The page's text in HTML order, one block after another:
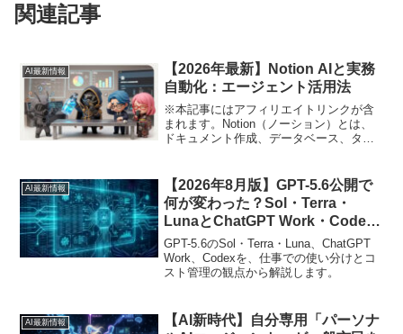
関連記事
AI最新情報
【2026年最新】Notion AIと実務
自動化：エージェント活用法
※本記事にはアフィリエイトリンクが含
まれます。Notion（ノーション）とは、
ドキュメント作成、データベース、タス
ージェントによる業務自動化の中心プラ
ットフォ...
AI最新情報
【2026年8月版】GPT-5.6公開で
何が変わった？Sol・Terra・
LunaとChatGPT Work・Codex
を解説
GPT-5.6のSol・Terra・Luna、ChatGPT
Work、Codexを、仕事での使い分けとコ
スト管理の観点から解説します。
AI最新情報
【AI新時代】自分専用「パーソナ